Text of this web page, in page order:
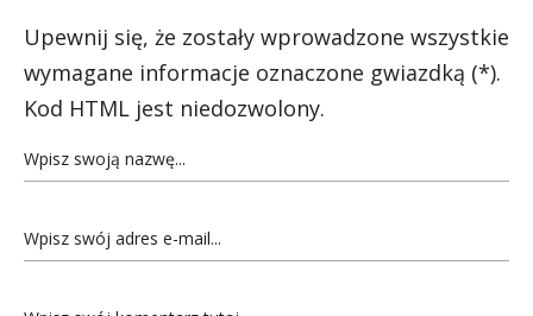
Upewnij się, że zostały wprowadzone wszystkie
wymagane informacje oznaczone gwiazdką (*).
Kod HTML jest niedozwolony.